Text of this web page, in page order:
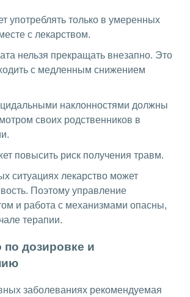
употреблять только в умеренных
с лекарством.
нельзя прекращать внезапно. Это
с медленным снижением
наклонностями должны
своих родственников в
повысить риск получения травм.
ситуациях лекарство может
Поэтому управление
и работа с механизмами опасны,
терапии.
по дозировке и
заболеваниях рекомендуемая